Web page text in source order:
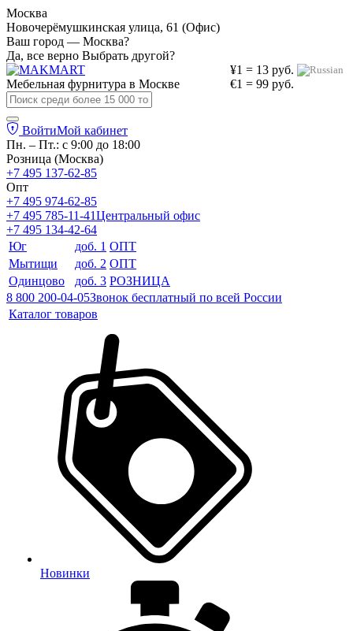
Москва
Новочерёмушкинская улица, 61 (Офис)
Ваш город — Москва?
Да, все верно Выбрать другой?
¥1 = 13 руб.
€1 = 99 руб.
Мебельная фурнитура в Москве
ВойтиМой кабинет
Пн. – Пт.: с 9:00 до 18:00
Розница (Москва)
+7 495 137-62-85
Опт
+7 495 974-62-85
+7 495 785-11-41Центральный офис
+7 495 134-42-64
Юг
доб. 1 ОПТ
Мытищи
доб. 2 ОПТ
Одинцово
доб. 3 РОЗНИЦА
8 800 200-04-05Звонок бесплатный по всей России
Каталог товаров
Новинки